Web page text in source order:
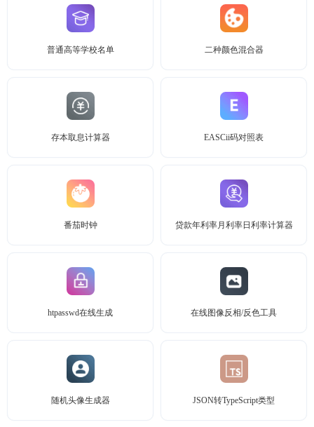
普通高等学校名单 二种颜色混合器
存本取息计算器 EASCii码对照表
番茄时钟 贷款年利率月利率日利率计算器
htpasswd在线生成 在线图像反相/反色工具
随机头像生成器 JSON转TypeScript类型